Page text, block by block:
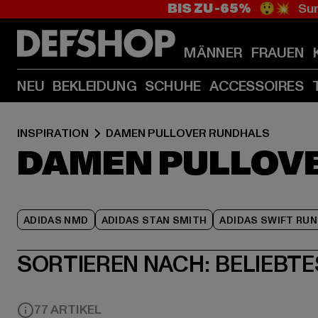
BIS ZU -65% 😲💥
MÄNNER FRAUEN
NEU BEKLEIDUNG SCHUHE ACCESSOIRES
INSPIRATION DAMEN PULLOVER RUNDHALS
DAMEN
ADIDAS NMD ADIDAS STAN SMITH ADIDAS SWIFT RUN
SORTIEREN NACH:
77 ARTIKEL